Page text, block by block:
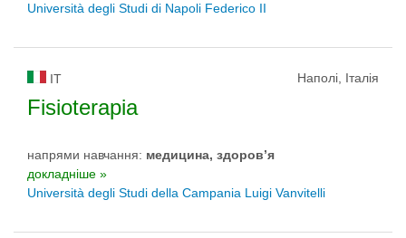
Università degli Studi di Napoli Federico II
IT Наполі, Італія
Fisioterapia
напрями навчання: медицина, здоров’я
докладніше »
Università degli Studi della Campania Luigi Vanvitelli